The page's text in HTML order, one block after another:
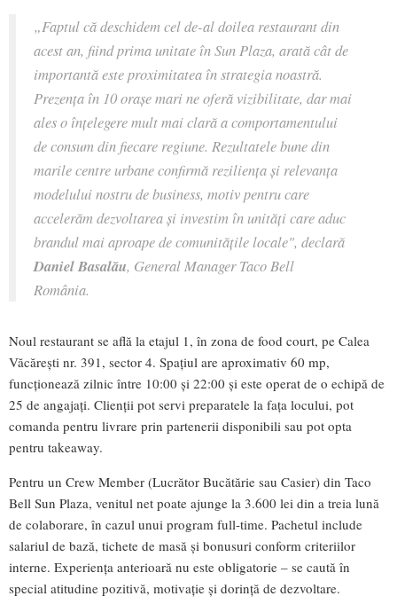
„Faptul că deschidem cel de-al doilea restaurant din
acest an, fiind prima unitate în Sun Plaza, arată cât de
importantă este proximitatea în strategia noastră.
Prezența în 10 orașe mari ne oferă vizibilitate, dar mai
ales o înțelegere mult mai clară a comportamentului
de consum din fiecare regiune. Rezultatele bune din
marile centre urbane confirmă reziliența și relevanța
modelului nostru de business, motiv pentru care
accelerăm dezvoltarea și investim în unități care aduc
brandul mai aproape de comunitățile locale", declară
Daniel Basalău, General Manager Taco Bell
România.
Noul restaurant se află la etajul 1, în zona de food court, pe Calea
Văcărești nr. 391, sector 4. Spațiul are aproximativ 60 mp,
funcționează zilnic între 10:00 și 22:00 și este operat de o echipă de
25 de angajați. Clienții pot servi preparatele la fața locului, pot
comanda pentru livrare prin partenerii disponibili sau pot opta
pentru takeaway.
Pentru un Crew Member (Lucrător Bucătărie sau Casier) din Taco
Bell Sun Plaza, venitul net poate ajunge la 3.600 lei din a treia lună
de colaborare, în cazul unui program full-time. Pachetul include
salariul de bază, tichete de masă și bonusuri conform criteriilor
interne. Experiența anterioară nu este obligatorie – se caută în
special atitudine pozitivă, motivație și dorință de dezvoltare.